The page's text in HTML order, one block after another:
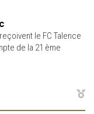
le FC Talence
de la 21 ème